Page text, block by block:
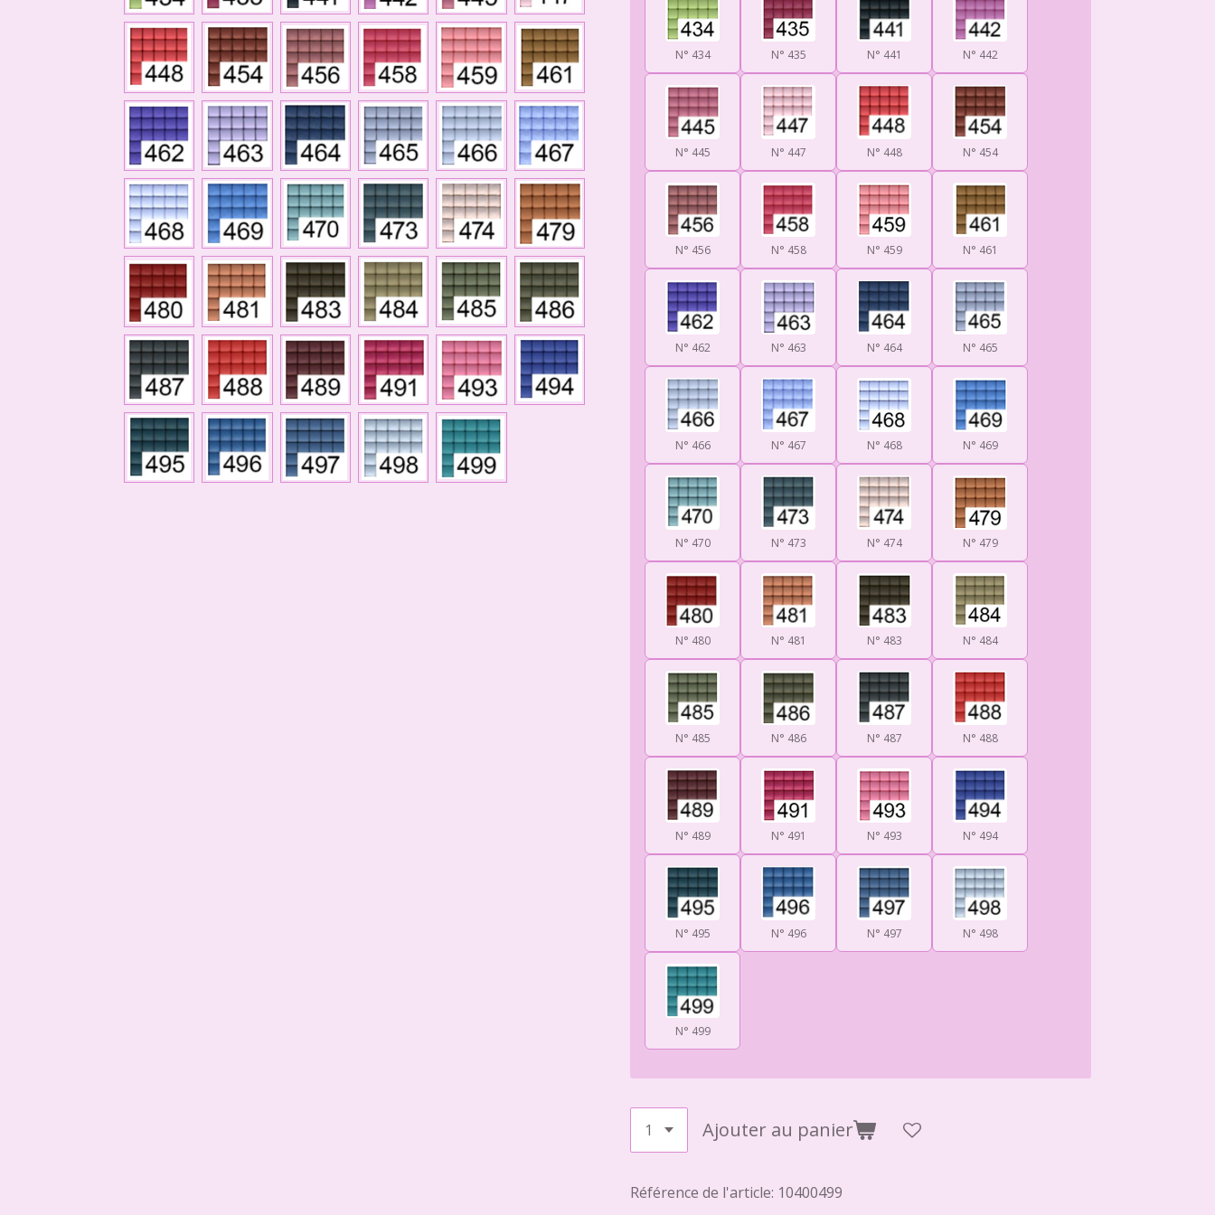
N° 434 N° 435 N° 441 N° 442
N° 445 N° 447 N° 448 N° 454
N° 456 N° 458 N° 459 N° 461
N° 462 N° 463 N° 464 N° 465
N° 466 N° 467 N° 468 N° 469
N° 470 N° 473 N° 474 N° 479
N° 480 N° 481 N° 483 N° 484
N° 485 N° 486 N° 487 N° 488
N° 489 N° 491 N° 493 N° 494
N° 495 N° 496 N° 497 N° 498
N° 499
Ajouter au panier
Référence de l'article: 10400499